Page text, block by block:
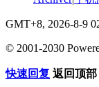
GMT+8, 2026-8-9
© 2001-2030
快速回复 返回顶部